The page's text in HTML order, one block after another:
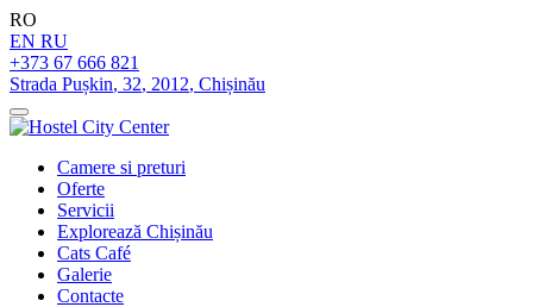
RO
EN RU
+373 67 666 821
Strada Pușkin, 32, 2012, Chișinău
Camere si preturi
Oferte
Servicii
Explorează Chișinău
Cats Café
Galerie
Contacte